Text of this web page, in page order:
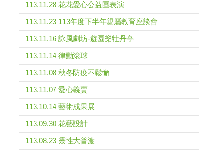
113.11.28 花花愛心公益團表演
113.11.23 113年度下半年親屬教育座談會
113.11.16 詠風劇坊-遊園樂牡丹亭
113.11.14 律動滾球
113.11.08 秋冬防疫不鬆懈
113.11.07 愛心義賣
113.10.14 藝術成果展
113.09.30 花藝設計
113.08.23 靈性大普渡